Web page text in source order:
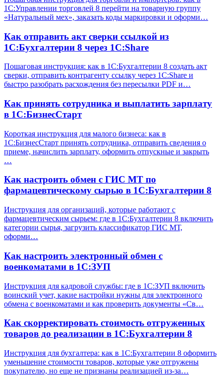
1С:Управлении торговлей 8 перейти на товарную группу
«Натуральный мех», заказать коды маркировки и оформи…
Как отправить акт сверки ссылкой из
1С:Бухгалтерии 8 через 1С:Share
Пошаговая инструкция: как в 1С:Бухгалтерии 8 создать акт
сверки, отправить контрагенту ссылку через 1С:Share и
быстро разобрать расхождения без пересылки PDF и…
Как принять сотрудника и выплатить зарплату
в 1С:БизнесСтарт
Короткая инструкция для малого бизнеса: как в
1С:БизнесСтарт принять сотрудника, отправить сведения о
приеме, начислить зарплату, оформить отпускные и закрыть
…
Как настроить обмен с ГИС МТ по
фармацевтическому сырью в 1С:Бухгалтерии 8
Инструкция для организаций, которые работают с
фармацевтическим сырьем: где в 1С:Бухгалтерии 8 включить
категории сырья, загрузить классификатор ГИС МТ,
оформи…
Как настроить электронный обмен с
военкоматами в 1С:ЗУП
Инструкция для кадровой службы: где в 1С:ЗУП включить
воинский учет, какие настройки нужны для электронного
обмена с военкоматами и как проверить документы «Св…
Как скорректировать стоимость отгруженных
товаров до реализации в 1С:Бухгалтерии 8
Инструкция для бухгалтера: как в 1С:Бухгалтерии 8 оформить
уменьшение стоимости товаров, которые уже отгружены
покупателю, но еще не признаны реализацией из-за…